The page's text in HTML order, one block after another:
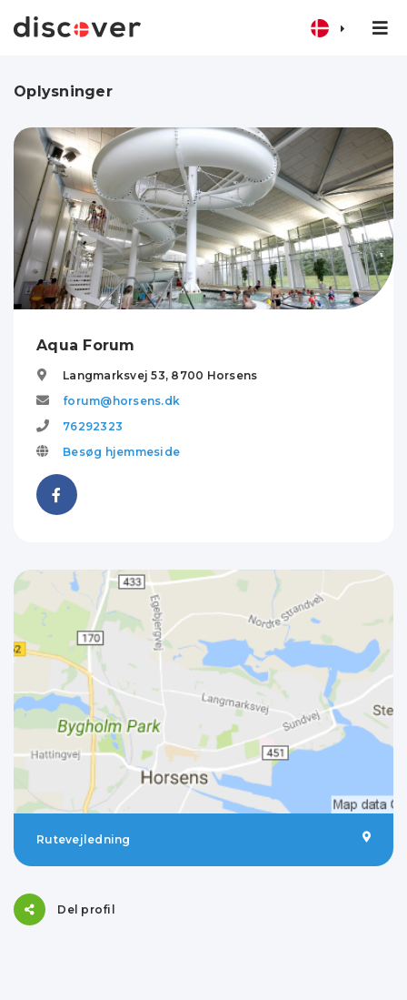
Oplysninger
Aqua Forum
Langmarksvej 53, 8700 Horsens
forum@horsens.dk
76292323
Besøg hjemmeside
Rutevejledning
Del profil